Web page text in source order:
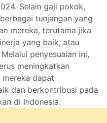
Selain gaji pokok,
tunjangan yang
mereka, terutama jika
yang baik, atau
penyesuaian ini,
meningkatkan
mereka dapat
dan berkontribusi pada
di Indonesia.